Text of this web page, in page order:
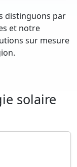
distinguons par
et notre
sur mesure
solaire